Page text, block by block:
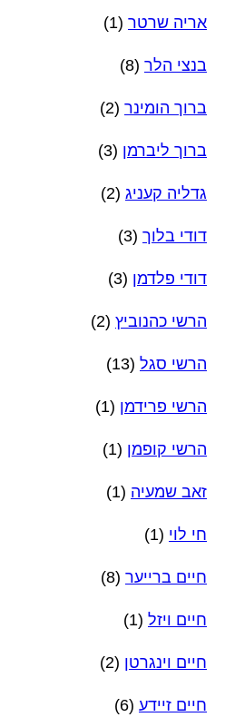
אריה שרטר (1)
בנצי הלר (8)
ברוך הומינר (2)
ברוך ליברמן (3)
גדליה קעניג (2)
דודי בלוך (3)
דודי פלדמן (3)
הרשי כהנוביץ (2)
הרשי סגל (13)
הרשי פרידמן (1)
הרשי קופמן (1)
זאב שמעיה (1)
חי לוי (1)
חיים ברייער (8)
חיים ויזל (1)
חיים וינגרטן (2)
חיים זיידע (6)